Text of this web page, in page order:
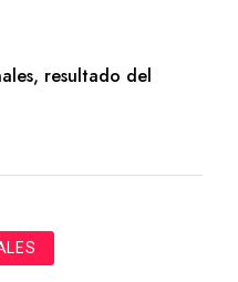
resultado del